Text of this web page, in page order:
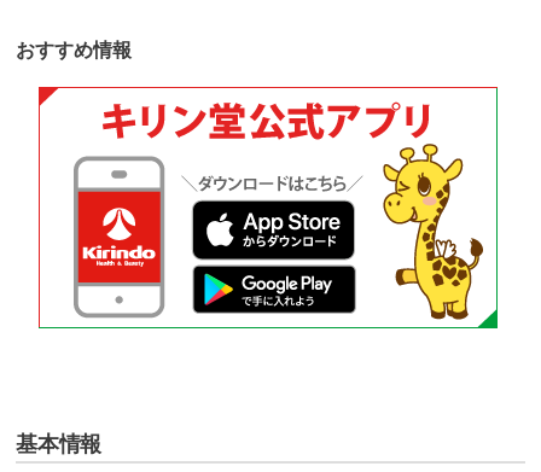
おすすめ情報
基本情報